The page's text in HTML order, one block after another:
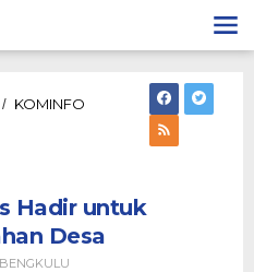
/ KOMINFO
Hadir untuk
Desa